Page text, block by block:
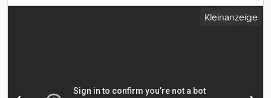
2024, = Weitere Optionen und Zubehör = Dcjdpfjzp Utzex Aanjk -
Luftfederung hinten - Luftfederung vorn = Weitere Informationen
Kleinanzeige